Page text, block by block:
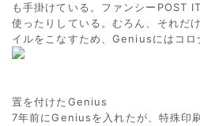
も手掛けている。ファンシーPOST
使ったりしている。むろん、それだ
イルをこなすため、Geniusにはコロ
置を付けたGenius
7年前にGeniusを入れたが、特殊印